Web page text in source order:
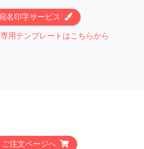
名印字サービス
用テンプレートはこちらから
ご注文ページへ